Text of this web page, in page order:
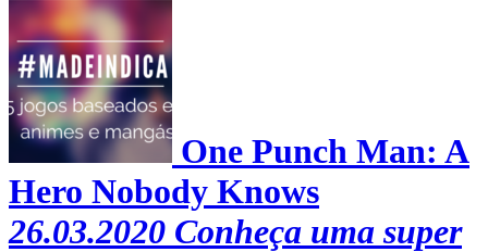
One Punch Man: A
Hero Nobody Knows
26.03.2020 Conheça uma super